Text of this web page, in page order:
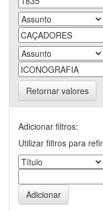
Retornar valores
Adicionar filtros:
Utilizar filtros para